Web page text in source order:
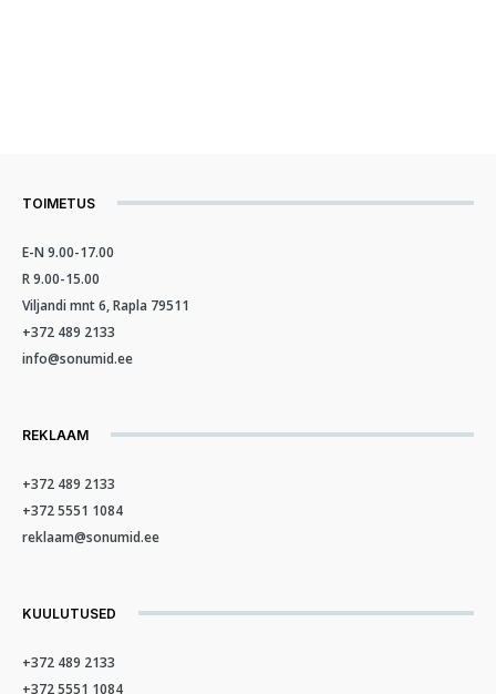
TOIMETUS
E-N 9.00-17.00
R 9.00-15.00
Viljandi mnt 6, Rapla 79511
+372 489 2133
info@sonumid.ee
REKLAAM
+372 489 2133
+372 5551 1084
reklaam@sonumid.ee
KUULUTUSED
+372 489 2133
+372 5551 1084